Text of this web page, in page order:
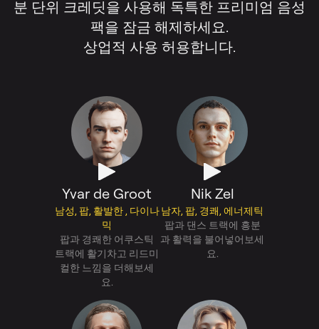
분 단위 크레딧을 사용해 독특한 프리미엄 음성
팩을 잠금 해제하세요.
상업적 사용 허용합니다.
Yvar de Groot
남성, 팝, 활발한 , 다이나
믹
팝과 경쾌한 어쿠스틱
트랙에 활기차고 리드미
컬한 느낌을 더해보세
요.
Nik Zel
남자, 팝, 경쾌, 에너제틱
팝과 댄스 트랙에 흥분
과 활력을 불어넣어보세
요.